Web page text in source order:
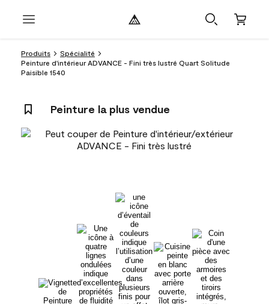
Produits
Spécialité
Peinture d'intérieur ADVANCE - Fini très lustré Quart Solitude
Paisible 1540
Peinture la plus vendue